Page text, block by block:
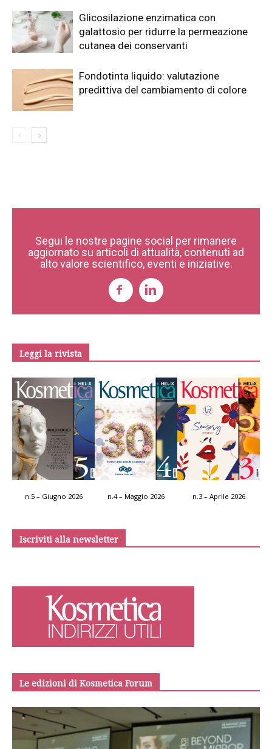
Glicosilazione enzimatica con
galattosio per ridurre la permeazione
cutanea dei conservanti
Fondotinta liquido: valutazione
predittiva del cambiamento di colore
Segui le nostre pagine social per rimanere
aggiornato su articoli di attualità, contenuti ad
alto valore scientifico, eventi e iniziative.
Leggi la rivista
n.5 – Giugno 2026 n.4 – Maggio 2026 n.3 – Aprile 2026
Iscriviti alla newsletter
Le edizioni di Kosmetica Forum